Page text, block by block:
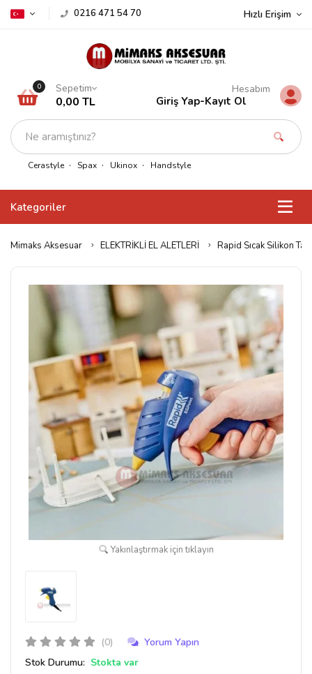
0216 471 54 70 Hızlı Erişim
Cerastyle Spax Ukinox Handstyle
0 Sepetim
0,00 TL
Hesabım
Giriş Yap-Kayıt Ol
Kategoriler
Mimaks Aksesuar ELEKTRİKLİ EL ALETLERİ Rapid Sıcak Silikon
Yakınlaştırmak için tıklayın
(0)
Yorum Yapın
Stok Durumu: Stokta var